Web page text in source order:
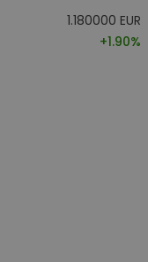
1.180000 EUR
+1.90%